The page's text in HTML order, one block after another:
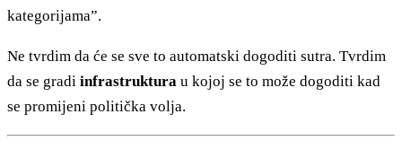
kategorijama”.
Ne tvrdim da će se sve to automatski dogoditi sutra. Tvrdim
da se gradi infrastruktura u kojoj se to može dogoditi kad
se promijeni politička volja.